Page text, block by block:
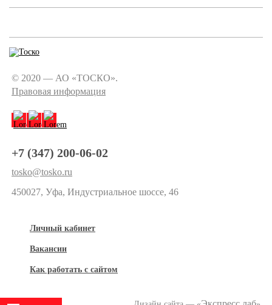
© 2020 — АО «ТОСКО».
Правовая информация
+7 (347) 200-06-02
tosko@tosko.ru
450027, Уфа, Индустриальное шоссе, 46
Личный кабинет
Вакансии
Как работать с сайтом